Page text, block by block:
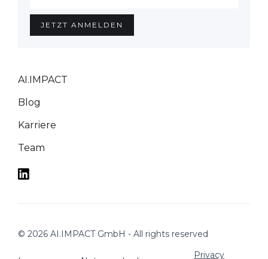
AI.IMPACT
Blog
Karriere
Team
© 2026 AI.IMPACT GmbH - All rights reserved
Privacy